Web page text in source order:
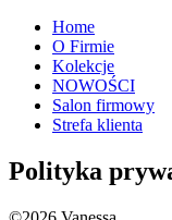
Home
O Firmie
Kolekcje
NOWOŚCI
Salon firmowy
Strefa klienta
Polityka